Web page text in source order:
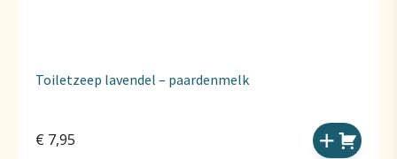
Toiletzeep lavendel – paardenmelk
€ 7,95